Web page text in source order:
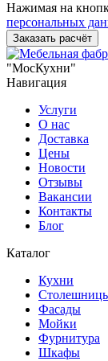
Нажимая на
персональных
Заказать расчёт
"МосКухни"
Навигация
Услуги
О нас
Доставка
Цены
Новости
Отзывы
Вакансии
Контакты
Блог
Каталог
Кухни
Фасады
Мойки
Фурнитура
Шкафы